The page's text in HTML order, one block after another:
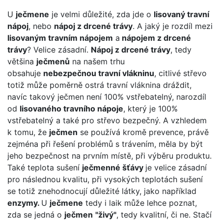
U ječmene je velmi důležité, zda jde o lisovaný travní
nápoj, nebo nápoj z drcené trávy. A jaký je rozdíl mezi
lisovaným travním nápojem a nápojem z drcené
trávy? Velice zásadní. Nápoj z drcené trávy, tedy
většina ječmenů na našem trhu
obsahuje nebezpečnou travní vlákninu, citlivé střevo
totiž může poměrně ostrá travní vláknina dráždit,
navíc takový ječmen není 100% vstřebatelný, narozdíl
od lisovaného travního nápoje, který je 100%
vstřebatelný a také pro střevo bezpečný. A vzhledem
k tomu, že ječmen se používá kromě prevence, právě
zejména při řešení problémů s trávením, měla by být
jeho bezpečnost na prvním místě, při výběru produktu.
Také teplota sušení ječmenné šťávy je velice zásadní
pro následnou kvalitu, při vysokých teplotách sušení
se totiž znehodnocují důležité látky, jako například
enzymy. U ječmene tedy i laik může lehce poznat,
zda se jedná o ječmen "živý", tedy kvalitní, či ne. Stačí